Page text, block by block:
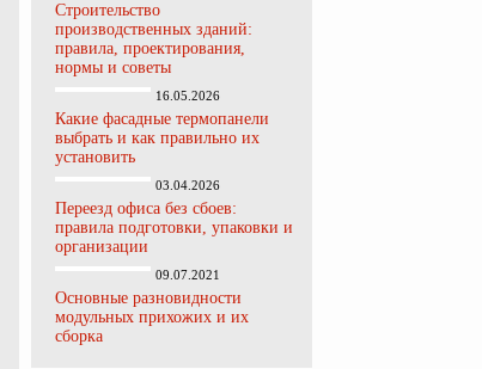
Строительство
производственных зданий:
правила, проектирования,
нормы и советы
16.05.2026
Какие фасадные термопанели
выбрать и как правильно их
установить
03.04.2026
Переезд офиса без сбоев:
правила подготовки, упаковки и
организации
09.07.2021
Основные разновидности
модульных прихожих и их
сборка